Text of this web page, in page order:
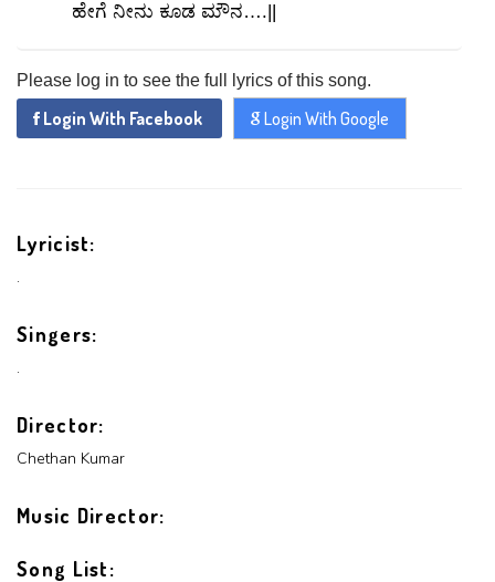
ಹೇಗೆ ನೀನು ಕೂಡ ಮೌನ….||
Please log in to see the full lyrics of this song.
Login With Facebook Login With Google
Lyricist:
.
Singers:
.
Director:
Chethan Kumar
Music Director:
Song List: